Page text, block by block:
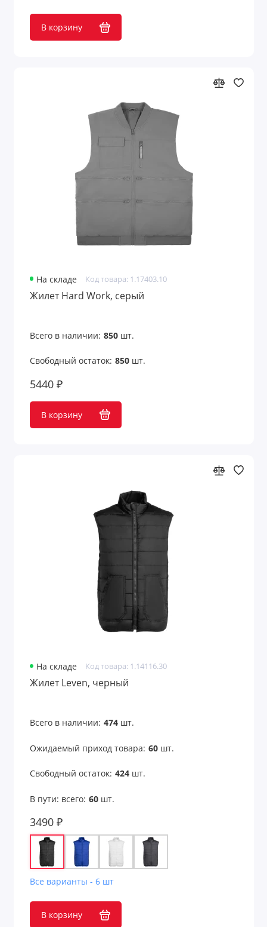
В корзину
На складе Код товара: 1.17403.10
Жилет Hard Work, серый
Всего в наличии: 850шт.
Свободный остаток: 850шт.
5440 ₽
В корзину
На складе Код товара: 1.14116.30
Жилет Leven, черный
Всего в наличии: 474шт.
Ожидаемый приход товара: 60шт.
Свободный остаток: 424шт.
В пути: всего: 60шт.
3490 ₽
Все варианты - 6 шт
В корзину